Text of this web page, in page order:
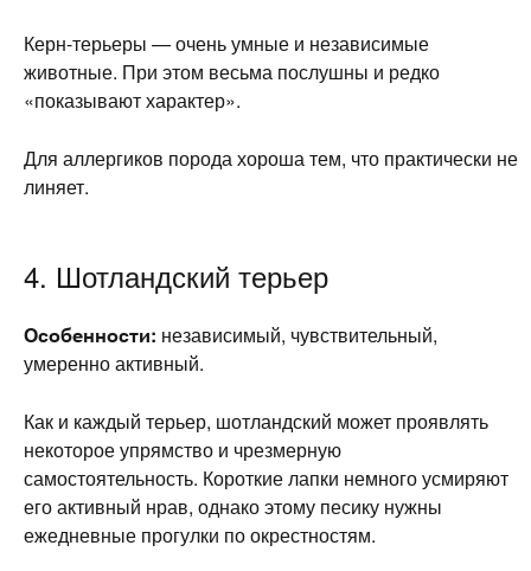
Керн-терьеры — очень умные и независимые
животные. При этом весьма послушны и редко
«показывают характер».
Для аллергиков порода хороша тем, что практически не
линяет.
4. Шотландский терьер
Особенности: независимый, чувствительный,
умеренно активный.
Как и каждый терьер, шотландский может проявлять
некоторое упрямство и чрезмерную
самостоятельность. Короткие лапки немного усмиряют
его активный нрав, однако этому песику нужны
ежедневные прогулки по окрестностям.